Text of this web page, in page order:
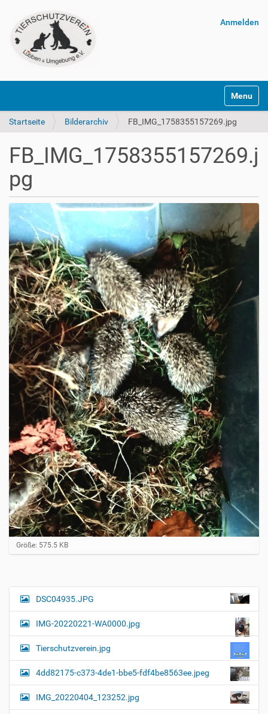
Anmelden
Startseite Bilderarchiv FB_IMG_1758355157269.jpg
FB_IMG_1758355157269.j
pg
Z
e
e
i
l
r
Größe: 575.5 KB
N
a
i
g
a
t
i
DSC04935.JPG
IMG-20220221-WA0000.jpg
Tierschutzverein.jpg
4dd82175-c373-4de1-bbe5-fdf4be8563ee.jpeg
IMG_20220404_123252.jpg